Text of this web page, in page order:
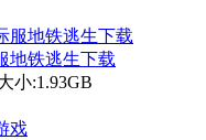
地铁逃生下载
小:1.93GB